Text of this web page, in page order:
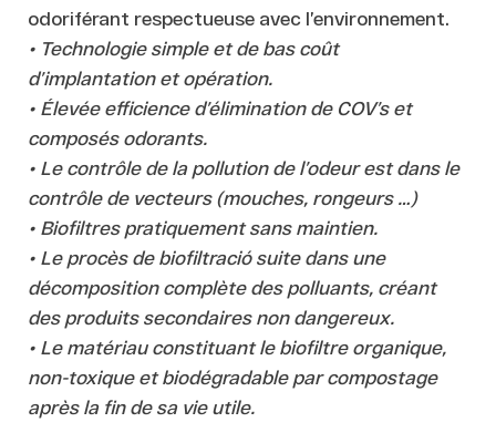
odoriférant respectueuse avec l’environnement.
• Technologie simple et de bas coût
d’implantation et opération.
• Élevée efficience d’élimination de COV’s et
composés odorants.
• Le contrôle de la pollution de l’odeur est dans le
contrôle de vecteurs (mouches, rongeurs …)
• Biofiltres pratiquement sans maintien.
• Le procès de biofiltració suite dans une
décomposition complète des polluants, créant
des produits secondaires non dangereux.
• Le matériau constituant le biofiltre organique,
non-toxique et biodégradable par compostage
après la fin de sa vie utile.